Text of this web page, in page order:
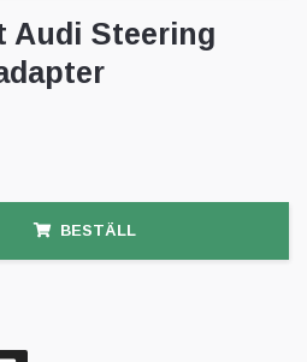
Audi Steering
BESTÄLL